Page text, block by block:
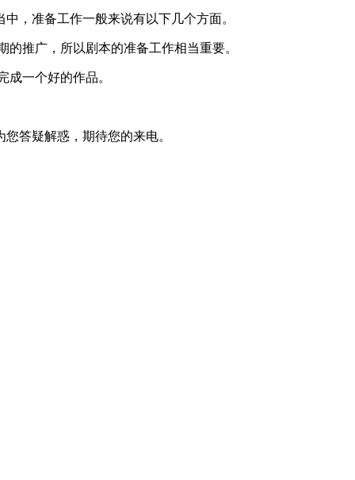
，准备工作一般来说有以下几个方面。
推广，所以剧本的准备工作相当重要。
一个好的作品。
答疑解惑，期待您的来电。